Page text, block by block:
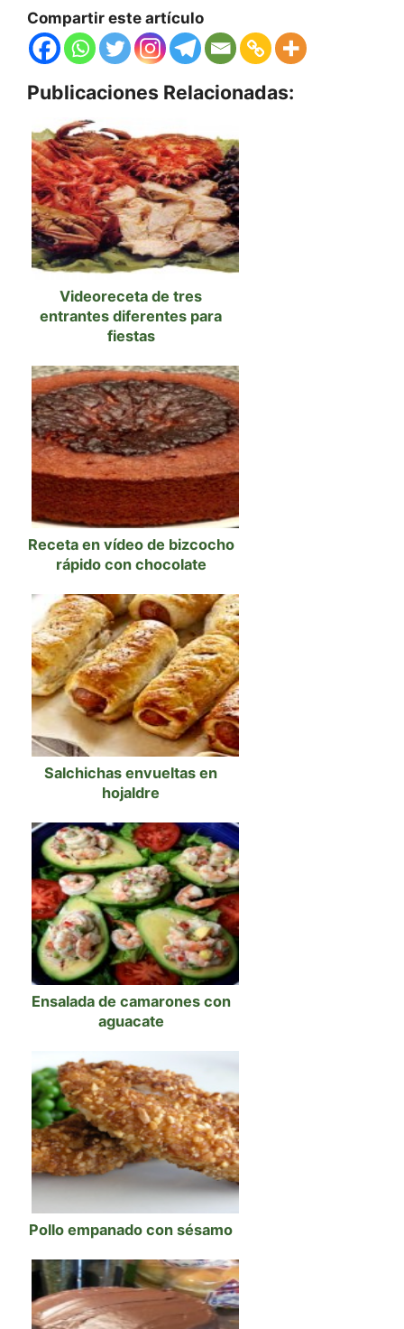
Compartir este artículo
Publicaciones Relacionadas:
Videoreceta de tres
entrantes diferentes para
fiestas
Receta en vídeo de bizcocho
rápido con chocolate
Salchichas envueltas en
hojaldre
Ensalada de camarones con
aguacate
Pollo empanado con sésamo